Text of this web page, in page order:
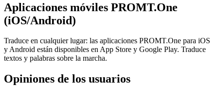
Aplicaciones móviles PROMT.One
(iOS/Android)
Traduce en cualquier lugar: las aplicaciones PROMT.One para iOS
y Android están disponibles en App Store y Google Play. Traduce
textos y palabras sobre la marcha.
Opiniones de los usuarios